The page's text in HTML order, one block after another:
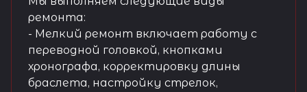
ремонта:
- Мелкий ремонт включает работу с
переводной головкой, кнопками
хронографа, корректировку длины
браслета, настройку стрелок,